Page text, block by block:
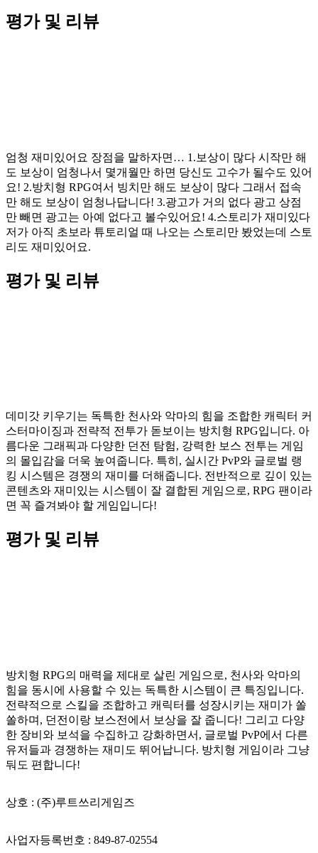
평가 및 리뷰
엄청 재미있어요 장점을 말하자면… 1.보상이 많다 시작만 해
도 보상이 엄청나서 몇개월만 하면 당신도 고수가 될수도 있어
요! 2.방치형 RPG여서 빙치만 해도 보상이 많다 그래서 접속
만 해도 보상이 엄청나답니다! 3.광고가 거의 없다 광고 상점
만 빼면 광고는 아예 없다고 볼수있어요! 4.스토리가 재미있다
저가 아직 초보라 튜토리얼 때 나오는 스토리만 봤었는데 스토
리도 재미있어요.
평가 및 리뷰
데미갓 키우기는 독특한 천사와 악마의 힘을 조합한 캐릭터 커
스터마이징과 전략적 전투가 돋보이는 방치형 RPG입니다. 아
름다운 그래픽과 다양한 던전 탐험, 강력한 보스 전투는 게임
의 몰입감을 더욱 높여줍니다. 특히, 실시간 PvP와 글로벌 랭
킹 시스템은 경쟁의 재미를 더해줍니다. 전반적으로 깊이 있는
콘텐츠와 재미있는 시스템이 잘 결합된 게임으로, RPG 팬이라
면 꼭 즐겨봐야 할 게임입니다!
평가 및 리뷰
방치형 RPG의 매력을 제대로 살린 게임으로, 천사와 악마의
힘을 동시에 사용할 수 있는 독특한 시스템이 큰 특징입니다.
전략적으로 스킬을 조합하고 캐릭터를 성장시키는 재미가 쏠
쏠하며, 던전이랑 보스전에서 보상을 잘 줍니다! 그리고 다양
한 장비와 보석을 수집하고 강화하면서, 글로벌 PvP에서 다른
유저들과 경쟁하는 재미도 뛰어납니다. 방치형 게임이라 그냥
둬도 편합니다!
상호 : (주)루트쓰리게임즈
사업자등록번호 : 849-87-02554